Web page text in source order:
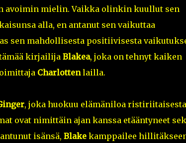
avoimin mielin. Vaikka olinkin kuullut sen
alla, en antanut sen vaikuttaa
sen mahdollisesta positiivisesta
kirjailija Blakea, joka on tehnyt kaiken
Charlottenlailla.
, joka huokuu elämäniloa ristiriitaisesta
ovat nimittäin ajan kanssa etääntyneet
isänsä, Blake kamppailee